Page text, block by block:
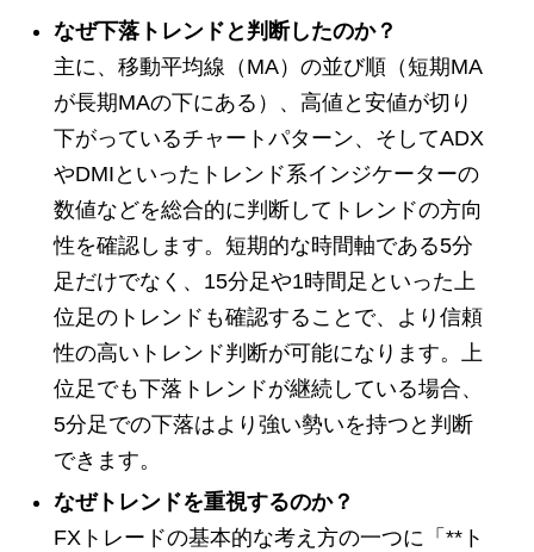
なぜ下落トレンドと判断したのか？
主に、移動平均線（MA）の並び順（短期MA
が長期MAの下にある）、高値と安値が切り
下がっているチャートパターン、そしてADX
やDMIといったトレンド系インジケーターの
数値などを総合的に判断してトレンドの方向
性を確認します。短期的な時間軸である5分
足だけでなく、15分足や1時間足といった上
位足のトレンドも確認することで、より信頼
性の高いトレンド判断が可能になります。上
位足でも下落トレンドが継続している場合、
5分足での下落はより強い勢いを持つと判断
できます。
なぜトレンドを重視するのか？
FXトレードの基本的な考え方の一つに「**ト